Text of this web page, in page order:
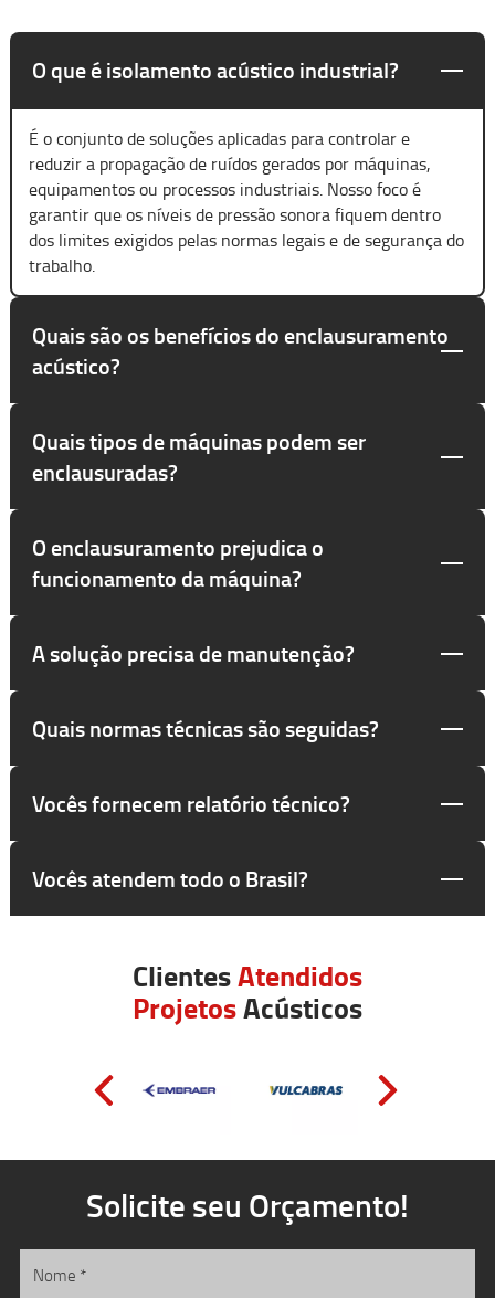
O que é isolamento acústico industrial?
É o conjunto de soluções aplicadas para controlar e
reduzir a propagação de ruídos gerados por máquinas,
equipamentos ou processos industriais. Nosso foco é
garantir que os níveis de pressão sonora fiquem dentro
dos limites exigidos pelas normas legais e de segurança do
trabalho.
Quais são os benefícios do enclausuramento
acústico?
Quais tipos de máquinas podem ser
enclausuradas?
O enclausuramento prejudica o
funcionamento da máquina?
A solução precisa de manutenção?
Quais normas técnicas são seguidas?
Vocês fornecem relatório técnico?
Vocês atendem todo o Brasil?
ClientesAtendidos
ProjetosAcústicos
Solicite seu Orçamento!